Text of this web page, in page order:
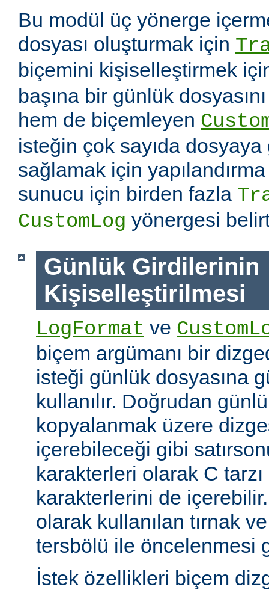
Bu modül üç yönerge
dosyası oluşturmak için
biçemini kişiselleştirmek
başına bir günlük
hem de biçemleyen
isteğin çok sayıda
sağlamak için
sunucu için birden fazla
CustomLog yönergesi
Günlük Girdilerinin
Kişiselleştirilmesi
LogFormat ve
biçem argümanı bir
isteği günlük dosyasına
kullanılır. Doğrudan
kopyalanmak üzere
içerebileceği gibi
karakterleri olarak C
karakterlerini de
olarak kullanılan tırnak
tersbölü ile öncelenmesi
İstek özellikleri biçem